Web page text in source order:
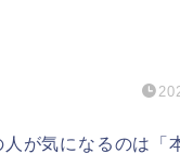
が気になるのは「